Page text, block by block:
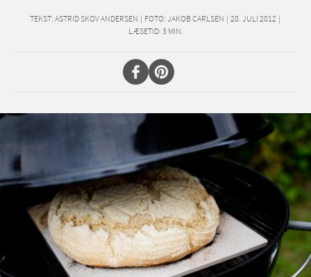
TEKST: ASTRID SKOV ANDERSEN | FOTO: JAKOB CARLSEN | 20. JULI 2012 |
LÆSETID: 3 MIN.